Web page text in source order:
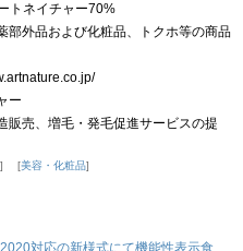
トネイチャー70%
部外品および化粧品、トクホ等の商品
ー
販売、増毛・発毛促進サービスの提
美容・化粧品
対応の新様式にて機能性表示食